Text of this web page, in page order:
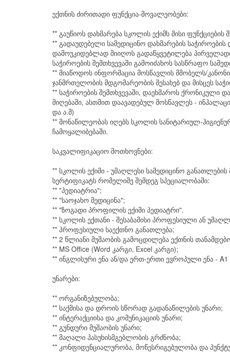
ექთნის ძირითადი ფუნქცია-მოვალეობები:
** გაუწიოს დახმარება სკოლის ექიმს მისი ფუნქციების
** გადაუდებელი სამედიცინო დახმარების
დამოუკიდებლად მიიღოს გადაწყვეტილება პირველადი
საჭიროების შემთხვევაში გამოიძახოს სასწრაფო
** მიაწოდოს ინფორმაცია მოსწავლის მშობელს/
ჯანმრთელობის მდგომარეობის შესახებ და მისცეს
** საჭიროების შემთხვევაში, დაეხმაროს ქრონიკული
მიღებაში, ასთმით დაავადებულ მოსწავლეს -
და ა.შ)
** მონაწილეობას იღებს სკოლის სანიტარიულ-
ჩამოყალიბებაში.
საკვალიფიკაციო მოთხოვნები:
** სკოლის ექიმი - უმაღლესი სამედიცინო
სერტიფიკატს რომელიმე შემდეგ სპეციალობაში:
** "პედიატრია";
** "საოჯახო მედიცინა";
** "ზოგადი პროფილის ექიმი პედიატრი".
** სკოლის ექთანი - შესაბამისი პროფესიული ან
** პროფესიული საექთნო განათლება;
** 2 წლიანი მუშაობის გამოცდილება ექთნის
** MS Office (Word კარგი, Excel კარგი);
** ინგლისური ენა ან/და ერთ-ერთი ევროპული ენა -
უნარები:
** ორგანიზებულობა;
** საქმისა და დროის სწორად გადანაწილების უნარი;
** ინტერაქციისა და კომუნიკაციის უნარი;
** გუნდური მუშაობის უნარი;
** მაღალი პასუხისმგებლობის გრძნობა;
** კონფიდენციალურობა, მოწესრიგებულობა და